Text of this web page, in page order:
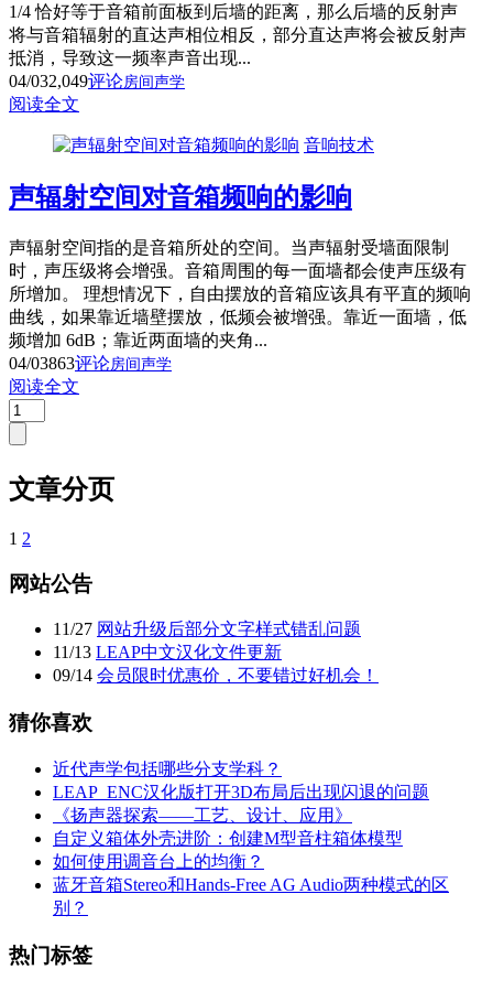
1/4 恰好等于音箱前面板到后墙的距离，那么后墙的反射声
将与音箱辐射的直达声相位相反，部分直达声将会被反射声
抵消，导致这一频率声音出现...
04/032,049评论房间声学
阅读全文
音响技术
声辐射空间对音箱频响的影响
声辐射空间指的是音箱所处的空间。当声辐射受墙面限制
时，声压级将会增强。音箱周围的每一面墙都会使声压级有
所增加。 理想情况下，自由摆放的音箱应该具有平直的频响
曲线，如果靠近墙壁摆放，低频会被增强。靠近一面墙，低
频增加 6dB；靠近两面墙的夹角...
04/03863评论房间声学
阅读全文
文章分页
1 2
网站公告
11/27 网站升级后部分文字样式错乱问题
11/13 LEAP中文汉化文件更新
09/14 会员限时优惠价，不要错过好机会！
猜你喜欢
近代声学包括哪些分支学科？
LEAP_ENC汉化版打开3D布局后出现闪退的问题
《扬声器探索——工艺、设计、应用》
自定义箱体外壳进阶：创建M型音柱箱体模型
如何使用调音台上的均衡？
蓝牙音箱Stereo和Hands-Free AG Audio两种模式的区
别？
热门标签